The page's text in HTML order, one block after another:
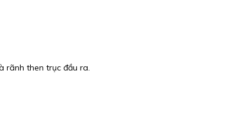
rãnh then trục đầu ra.